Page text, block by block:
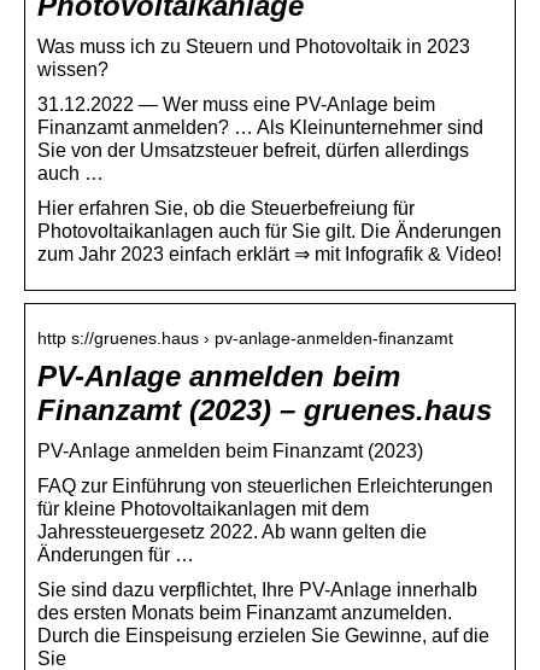
Was muss ich zu Steuern und Photovoltaik in 2023
wissen?
31.12.2022 — Wer muss eine PV-Anlage beim
Finanzamt anmelden? … Als Kleinunternehmer sind
Sie von der Umsatzsteuer befreit, dürfen allerdings
auch …
Hier erfahren Sie, ob die Steuerbefreiung für
Photovoltaikanlagen auch für Sie gilt. Die Änderungen
zum Jahr 2023 einfach erklärt ⇒ mit Infografik & Video!
http s://gruenes.haus › pv-anlage-anmelden-finanzamt
PV-Anlage anmelden beim
Finanzamt (2023) – gruenes.haus
PV-Anlage anmelden beim Finanzamt (2023)
FAQ zur Einführung von steuerlichen Erleichterungen
für kleine Photovoltaikanlagen mit dem
Jahressteuergesetz 2022. Ab wann gelten die
Änderungen für …
Sie sind dazu verpflichtet, Ihre PV-Anlage innerhalb
des ersten Monats beim Finanzamt anzumelden.
Durch die Einspeisung erzielen Sie Gewinne, auf die
Sie